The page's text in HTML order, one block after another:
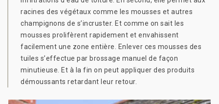
racines des végétaux comme les mousses et autres
champignons de s’incruster. Et comme on sait les
mousses prolifèrent rapidement et envahissent
facilement une zone entière. Enlever ces mousses des
tuiles s’effectue par brossage manuel de façon
minutieuse. Et à la fin on peut appliquer des produits
démoussants retardant leur retour.